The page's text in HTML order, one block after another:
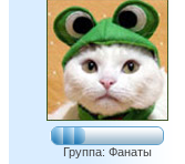
Группа: Фанаты